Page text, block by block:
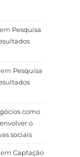
em Pesquisa
em Pesquisa
como
o
sociais
em Captação